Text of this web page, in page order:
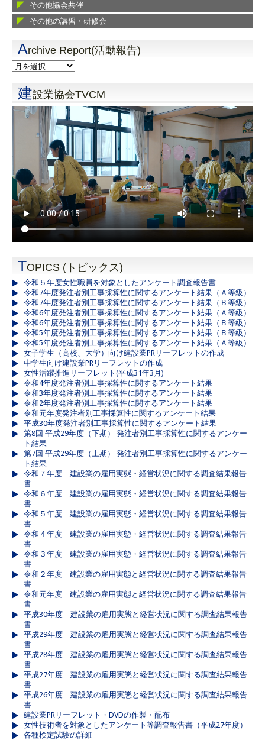
その他協会共催
その他の講習・研修会
Archive Report(活動報告)
建設業協会TVCM
TOPICS (トピックス)
令和５年度女性職員を対象としたアンケート調査報告書
令和7年度発注者別工事採算性に関するアンケート結果（Ａ等級）
令和7年度発注者別工事採算性に関するアンケート結果（Ｂ等級）
令和6年度発注者別工事採算性に関するアンケート結果（Ａ等級）
令和6年度発注者別工事採算性に関するアンケート結果（Ｂ等級）
令和5年度発注者別工事採算性に関するアンケート結果（Ｂ等級）
令和5年度発注者別工事採算性に関するアンケート結果（Ａ等級）
女子学生（高校、大学）向け建設業PRリーフレットの作成
中学生向け建設業PRリーフレットの作成
女性活躍推進リーフレット(平成31年3月)
令和4年度発注者別工事採算性に関するアンケート結果
令和3年度発注者別工事採算性に関するアンケート結果
令和2年度発注者別工事採算性に関するアンケート結果
令和元年度発注者別工事採算性に関するアンケート結果
平成30年度発注者別工事採算性に関するアンケート結果
第8回 平成29年度（下期） 発注者別工事採算性に関するアンケー
ト結果
第7回 平成29年度（上期） 発注者別工事採算性に関するアンケー
ト結果
令和７年度 建設業の雇用実態・経営状況に関する調査結果報告
書
令和６年度 建設業の雇用実態・経営状況に関する調査結果報告
書
令和５年度 建設業の雇用実態・経営状況に関する調査結果報告
書
令和４年度 建設業の雇用実態・経営状況に関する調査結果報告
書
令和３年度 建設業の雇用実態・経営状況に関する調査結果報告
書
令和２年度 建設業の雇用実態と経営状況に関する調査結果報告
書
令和元年度 建設業の雇用実態と経営状況に関する調査結果報告
書
平成30年度 建設業の雇用実態と経営状況に関する調査結果報告
書
平成29年度 建設業の雇用実態と経営状況に関する調査結果報告
書
平成28年度 建設業の雇用実態と経営状況に関する調査結果報告
書
平成27年度 建設業の雇用実態と経営状況に関する調査結果報告
書
平成26年度 建設業の雇用実態と経営状況に関する調査結果報告
書
建設業PRリーフレット・DVDの作製・配布
女性技術者を対象としたアンケート等調査報告書（平成27年度）
各種検定試験の詳細